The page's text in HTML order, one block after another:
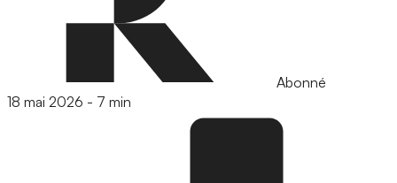
Abonné
18 mai 2026 - 7 min